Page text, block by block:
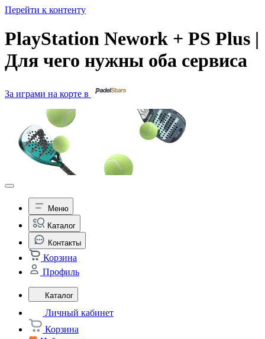
Перейти к контенту
PlayStation Nework + PS Plus |
Для чего нужны оба сервиса
За играми на корте в
Меню
Каталог
Контакты
Корзина
Профиль
Каталог
Личный кабинет
Корзина